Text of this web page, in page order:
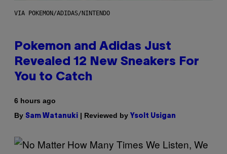
VIA POKEMON/ADIDAS/NINTENDO
Pokemon and Adidas Just
Revealed 12 New Sneakers For
You to Catch
6 hours ago
By Sam Watanuki | Reviewed by Ysolt Usigan